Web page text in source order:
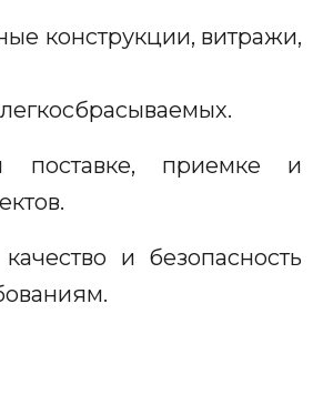
конструкции, витражи,
поставке, приемке и
и безопасность